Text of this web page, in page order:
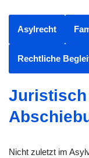
Asylrecht
Rechtliche
Juristisch
Nicht zuletzt im